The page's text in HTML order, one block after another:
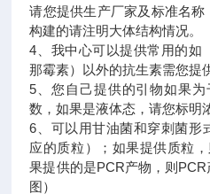
请您提供生产厂家及标准名
构建的请注明大体结构情况。
4、我中心可以提供常用的如
那霉素）以外的抗生素需您提
5、您自己提供的引物如果
数，如果是液体态，请您标明
6、可以用甘油菌和穿刺菌形
应的质粒）；如果提供质粒
果提供的是PCR产物，则
图）